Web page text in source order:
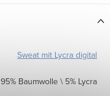
Sweat mit Lycra digital
95% Baumwolle \ 5% Lycra